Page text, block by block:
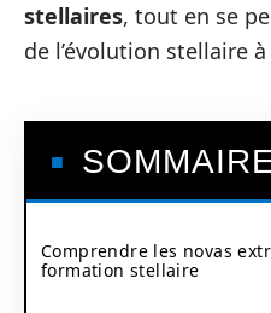
stellaires, tout en se
de l’évolution stellaire
Comprendre les novas
formation stellaire